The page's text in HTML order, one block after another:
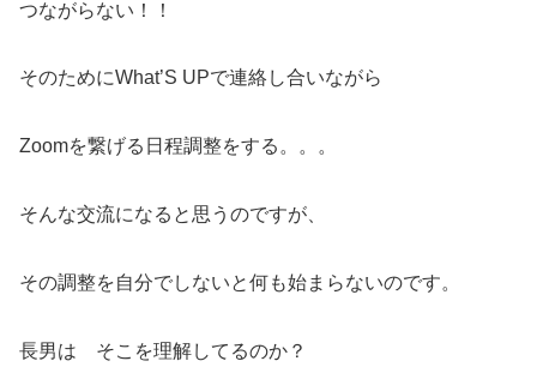
つながらない！！
そのためにWhat’S UPで連絡し合いながら
Zoomを繋げる日程調整をする。。。
そんな交流になると思うのですが、
その調整を自分でしないと何も始まらないのです。
長男は そこを理解してるのか？